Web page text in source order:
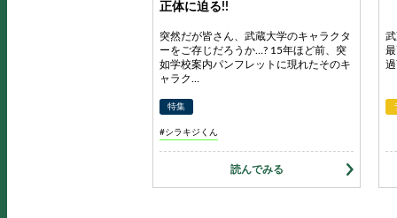
正体に迫る!!
突然だが皆さん、武蔵大学のキャラクタ
ーをご存じだろうか…? 15年ほど前、突
如学校案内パンフレットに現れたそのキ
ャラク…
特集
#シラキジくん
読んでみる